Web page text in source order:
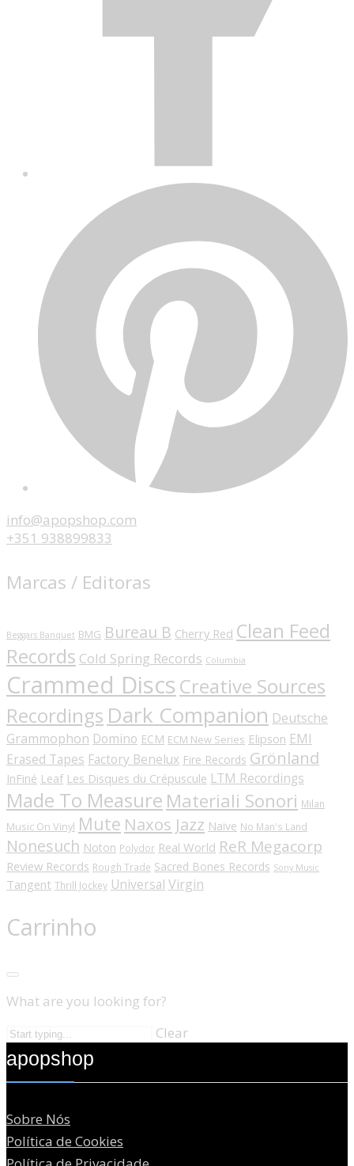
info@apopshop.com
+351 938899833
Marcas / Editoras
Beggars Banquet BMG Bureau B Cherry Red Clean Feed
Records Cold Spring Records Columbia
Crammed Discs Creative Sources
Recordings Dark Companion Deutsche
Grammophon Domino ECM ECM New Series Elipson EMI
Erased Tapes Factory Benelux Fire Records Grönland
InFiné Leaf Les Disques du Crépuscule LTM Recordings
Made To Measure Materiali Sonori Milan
Music On Vinyl Mute Naxos Jazz Naïve No Man's Land
Nonesuch Noton Polydor Real World ReR Megacorp
Review Records Rough Trade Sacred Bones Records Sony Music
Tangent Thrill Jockey Universal Virgin
Carrinho
What are you looking for?
Clear
apopshop
Sobre Nós
Política de Cookies